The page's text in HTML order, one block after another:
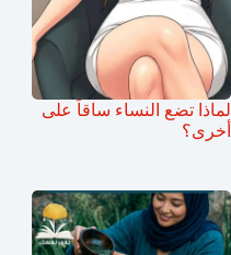
لماذا تضع النساء ساقاً على
أخرى؟